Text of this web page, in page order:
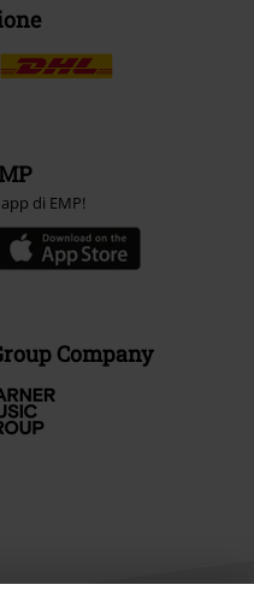
di EMP!
Company